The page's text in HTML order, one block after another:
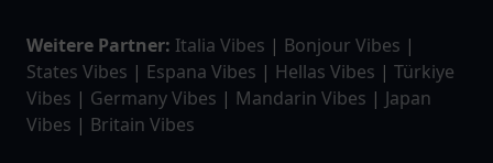
Weitere Partner: Italia Vibes | Bonjour Vibes |
States Vibes | Espana Vibes | Hellas Vibes | Türkiye
Vibes | Germany Vibes | Mandarin Vibes | Japan
Vibes | Britain Vibes